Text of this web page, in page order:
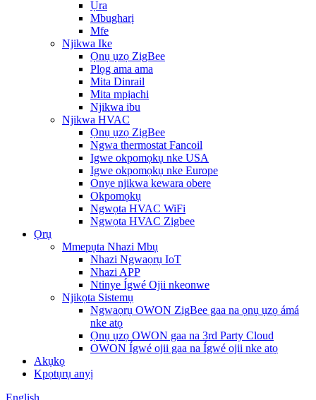
Ụra
Mbugharị
Mfe
Njikwa Ike
Ọnụ ụzọ ZigBee
Plọg ama ama
Mita Dinrail
Mita mpịachi
Njikwa ibu
Njikwa HVAC
Ọnụ ụzọ ZigBee
Ngwa thermostat Fancoil
Igwe okpomọkụ nke USA
Igwe okpomọkụ nke Europe
Onye njikwa kewara obere
Okpomọkụ
Ngwọta HVAC WiFi
Ngwọta HVAC Zigbee
Ọrụ
Mmepụta Nhazi Mbụ
Nhazi Ngwaọrụ IoT
Nhazi APP
Ntinye Ígwé Ojii nkeonwe
Njikọta Sistemụ
Ngwaọrụ OWON ZigBee gaa na ọnụ ụzọ ámá
nke atọ
Ọnụ ụzọ OWON gaa na 3rd Party Cloud
OWON Ígwé ojii gaa na Ígwé ojii nke atọ
Akụkọ
Kpọtụrụ anyị
English